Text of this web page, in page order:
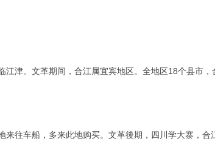
津。文革期间，合江属宜宾地区。全地区18个县市，
往车船，多来此地购买。文革後期，四川学大寨，合